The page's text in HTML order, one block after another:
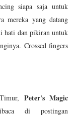
siapa saja untuk
mereka yang datang
hati dan pikiran untuk
Crossed fingers
Peter's Magic
di postingan